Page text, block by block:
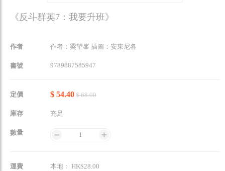
《反斗群英7：我要升班》
作者 作者：梁望峯 插圖：安東尼各
書號 9789887585947
定價 $ 54.40 $ 68.00
庫存 充足
數量 1
運費
本地﹕ HK$28.00